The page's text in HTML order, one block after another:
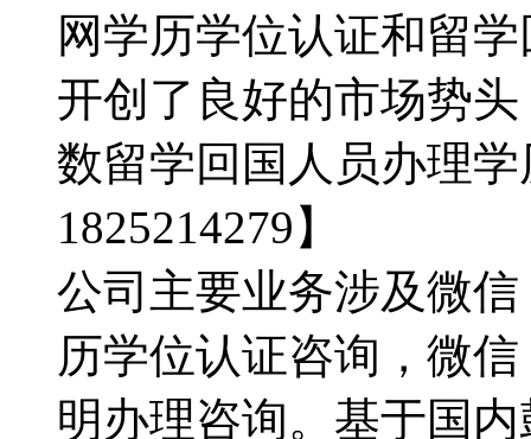
网学历学位认证和留
开创了良好的市场势
数留学回国人员办理
1825214279】
公司主要业务涉及微
历学位认证咨询，微
明办理咨询。基于国